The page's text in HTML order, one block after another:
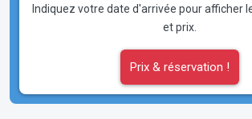
Indiquez votre date d'arrivée pour afficher
et prix.
Prix & réservation !